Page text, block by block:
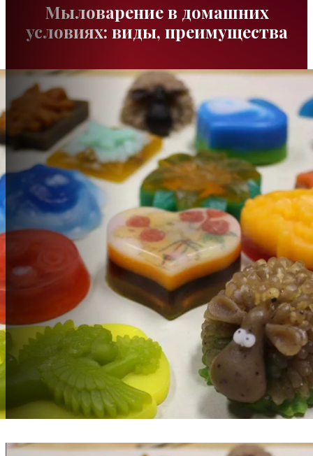
Мыловарение в домашних
условиях: виды, преимущества